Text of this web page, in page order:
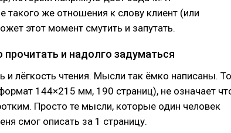
такого же отношения к слову клиент (или
этот момент смутить и запутать.
и надолго задуматься
и лёгкость чтения. Мысли так ёмко написаны. То
144×215 мм, 190 страниц), не означает
Просто те мысли, которые один человек
смог описать за 1 страницу.